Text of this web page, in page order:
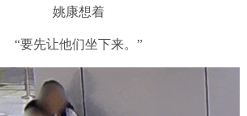
姚康想着
“要先让他们坐下来。”